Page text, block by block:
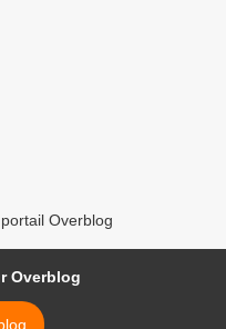
Overblog
Overblog